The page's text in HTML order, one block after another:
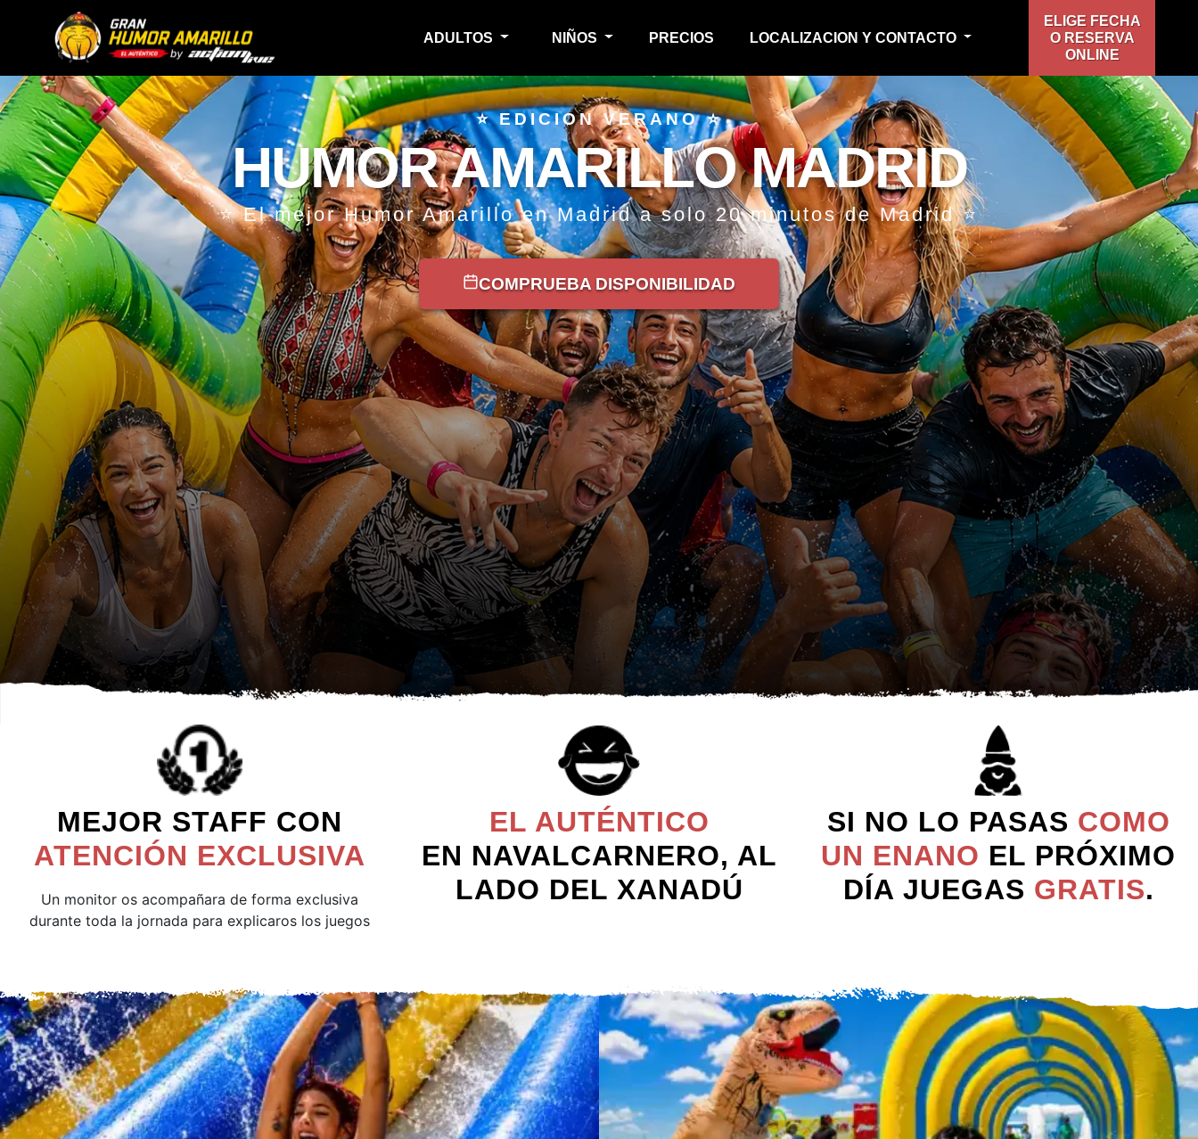
ADULTOS NIÑOS PRECIOS LOCALIZACION Y CONTACTO
ELIGE FECHA
O RESERVA
ONLINE
⭐ EDICION VERANO ⭐
HUMOR AMARILLO MADRID
⭐ El mejor Humor Amarillo en Madrid a solo 20 minutos de Madrid ⭐
COMPRUEBA DISPONIBILIDAD
MEJOR STAFF CON
ATENCIÓN EXCLUSIVA
Un monitor os acompañara de forma exclusiva
durante toda la jornada para explicaros los juegos
EL AUTÉNTICO
EN NAVALCARNERO, AL
LADO DEL XANADÚ
SI NO LO PASAS COMO
UN ENANO EL PRÓXIMO
DÍA JUEGAS GRATIS.